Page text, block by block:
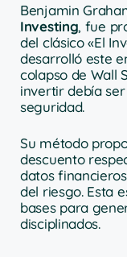
Benjamin
Investing, fue
del clásico «El
desarrolló este
colapso de Wall
invertir debía
seguridad.
Su método
descuento
datos
del riesgo. Esta
bases para
disciplinados.